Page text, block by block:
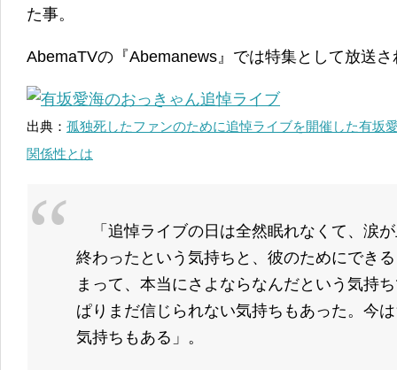
た事。
AbemaTVの『Abemanews』では特集として放送
出典： 孤独死したファンのために追悼ライブを開催した有
関係性とは
「追悼ライブの日は全然眠れなくて、涙
終わったという気持ちと、彼のためにでき
まって、本当にさよならなんだという気持
ぱりまだ信じられない気持ちもあった。今
気持ちもある」。